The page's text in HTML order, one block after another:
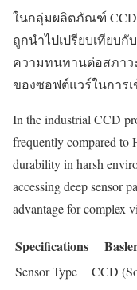
ในกลุ่มผลิตภัณฑ์ CCD
ถูกนำไปเปรียบเทียบกั
ความทนทานต่อสภา
ของซอฟต์แวร์ในการเ
In the industrial CCD
frequently compared
durability in harsh
accessing deep sensor
advantage for complex
Specifications
Sensor Type CCD